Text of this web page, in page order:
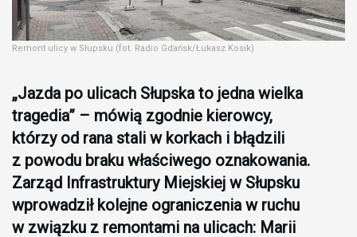
Remont ulicy w Słupsku (fot. Radio Gdańsk/Łukasz Kosik)
„Jazda po ulicach Słupska to jedna wielka
tragedia” – mówią zgodnie kierowcy,
którzy od rana stali w korkach i błądzili
z powodu braku właściwego oznakowania.
Zarząd Infrastruktury Miejskiej w Słupsku
wprowadził kolejne ograniczenia w ruchu
w związku z remontami na ulicach: Marii